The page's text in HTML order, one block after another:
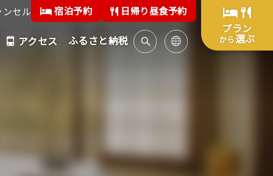
セル 宿泊予約 日帰り昼食予約
アクセス ふるさと納税
プラン
から選ぶ